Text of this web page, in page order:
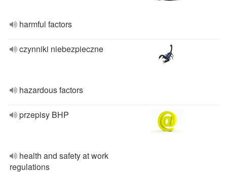
harmful factors
czynniki niebezpieczne
hazardous factors
przepisy BHP
health and safety at work
regulations